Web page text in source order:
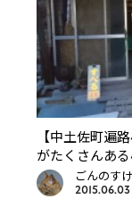
【中土佐町遍
がたくさんあ
ごんのすけ
2015.06.03